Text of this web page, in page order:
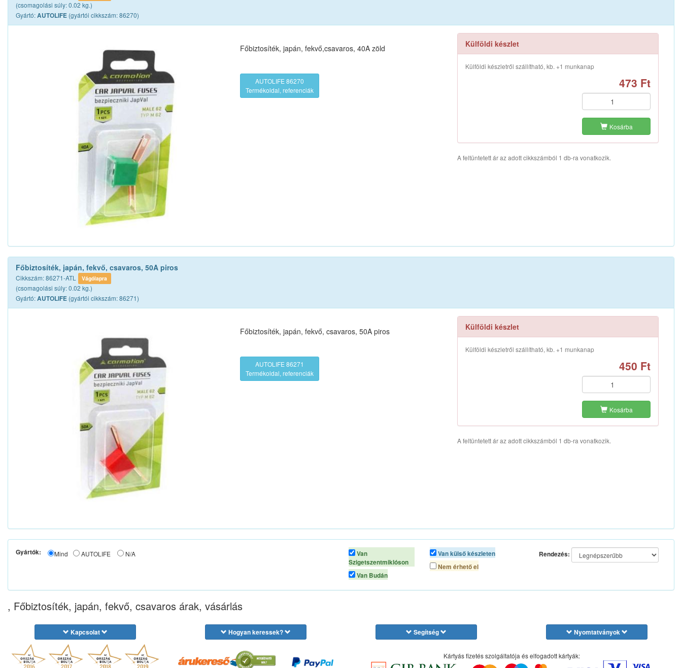
(csomagolási súly: 0.02 kg.)
Gyártó:AUTOLIFE (gyártói cikkszám: 86270)
Főbiztosíték, japán, fekvő,csavaros, 40A zöld
AUTOLIFE 86270
Termékoldal, referenciák
Külföldi készlet
Külföldi készletről szállítható, kb. +1 munkanap
473 Ft
Kosárba
A feltüntetett ár az adott cikkszámból 1 db-ra vonatkozik.
Főbiztosíték, japán, fekvő, csavaros, 50A piros
Cikkszám: 86271-ATL Vágólapra
(csomagolási súly: 0.02 kg.)
Gyártó:AUTOLIFE (gyártói cikkszám: 86271)
Főbiztosíték, japán, fekvő, csavaros, 50A piros
AUTOLIFE 86271
Termékoldal, referenciák
Külföldi készlet
Külföldi készletről szállítható, kb. +1 munkanap
450 Ft
Kosárba
A feltüntetett ár az adott cikkszámból 1 db-ra vonatkozik.
Gyártók: Mind AUTOLIFE N/A
Van
Szigetszentmiklóson
Van Budán
Van külső készleten
Nem érhető el
Rendezés:
, Főbiztosíték, japán, fekvő, csavaros árak, vásárlás
Kapcsolat Hogyan keressek? Segítség Nyomtatványok
Kártyás fizetés szolgáltatója és elfogadott kártyák: